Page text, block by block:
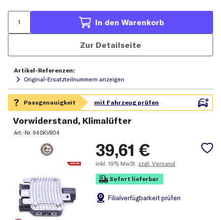
In den Warenkorb
Zur Detailseite
Artikel-Referenzen:
Original-Ersatzteilnummern anzeigen
Vorwiderstand, Klimalüfter
Art.-Nr.94SKV804
39,61 €
inkl. 19% MwSt. zzgl. Versand
Sofort lieferbar
Filialverfügbarkeit prüfen